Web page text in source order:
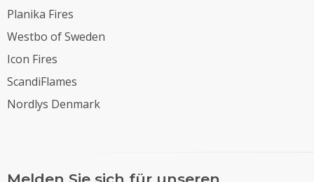
Planika Fires
Westbo of Sweden
Icon Fires
ScandiFlames
Nordlys Denmark